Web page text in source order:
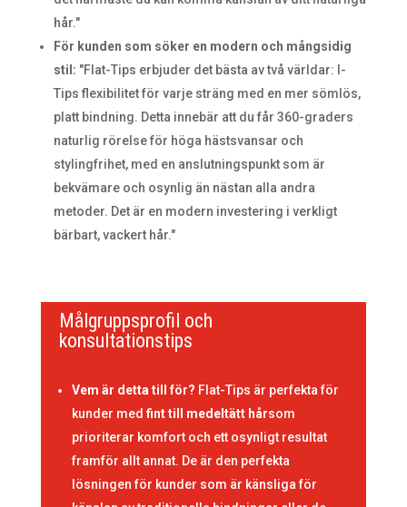
hår."
För kunden som söker en modern och mångsidig
stil: "Flat-Tips erbjuder det bästa av två världar: I-
Tips flexibilitet för varje sträng med en mer sömlös,
platt bindning. Detta innebär att du får 360-graders
naturlig rörelse för höga hästsvansar och
stylingfrihet, med en anslutningspunkt som är
bekvämare och osynlig än nästan alla andra
metoder. Det är en modern investering i verkligt
bärbart, vackert hår."
Målgruppsprofil och
konsultationstips
Vem är detta till för? Flat-Tips är perfekta för
kunder med fint till medeltätt hårsom
prioriterar komfort och ett osynligt resultat
framför allt annat. De är den perfekta
lösningen för kunder som är känsliga för